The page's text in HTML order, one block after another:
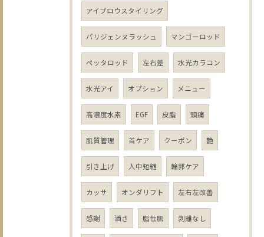
アイブロウスタイリング
パリジェンヌラッシュ マンゴーロッド
ペッタロッド 左右差 水光カラコン
水光アイ オプション メニュー
高濃度水素 EGF 皮脂 頭痛
肌質管理 首ケア クーポン 艶
引き上げ 人中短縮 輪郭ケア
カッサ オンダリフト 左右左改善
感謝 酒さ 脂性肌 剥離なし